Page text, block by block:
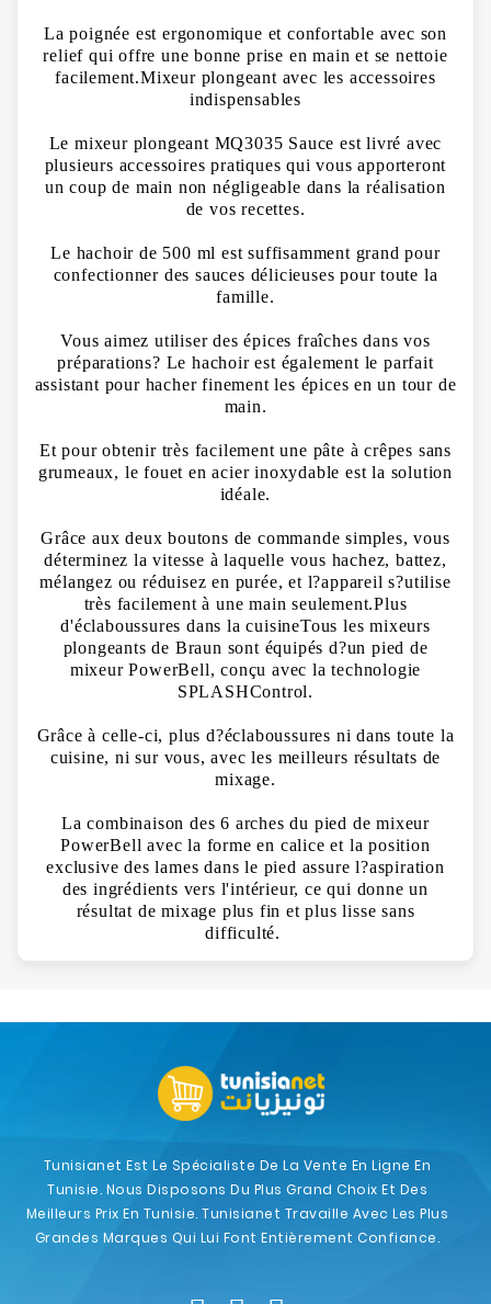
La poignée est ergonomique et confortable avec son
relief qui offre une bonne prise en main et se nettoie
facilement.Mixeur plongeant avec les accessoires
indispensables
Le mixeur plongeant MQ3035 Sauce est livré avec
plusieurs accessoires pratiques qui vous apporteront
un coup de main non négligeable dans la réalisation
de vos recettes.
Le hachoir de 500 ml est suffisamment grand pour
confectionner des sauces délicieuses pour toute la
famille.
Vous aimez utiliser des épices fraîches dans vos
préparations? Le hachoir est également le parfait
assistant pour hacher finement les épices en un tour de
main.
Et pour obtenir très facilement une pâte à crêpes sans
grumeaux, le fouet en acier inoxydable est la solution
idéale.
Grâce aux deux boutons de commande simples, vous
déterminez la vitesse à laquelle vous hachez, battez,
mélangez ou réduisez en purée, et l?appareil s?utilise
très facilement à une main seulement.Plus
d'éclaboussures dans la cuisineTous les mixeurs
plongeants de Braun sont équipés d?un pied de
mixeur PowerBell, conçu avec la technologie
SPLASHControl.
Grâce à celle-ci, plus d?éclaboussures ni dans toute la
cuisine, ni sur vous, avec les meilleurs résultats de
mixage.
La combinaison des 6 arches du pied de mixeur
PowerBell avec la forme en calice et la position
exclusive des lames dans le pied assure l?aspiration
des ingrédients vers l'intérieur, ce qui donne un
résultat de mixage plus fin et plus lisse sans
difficulté.
Tunisianet Est Le Spécialiste De La Vente En Ligne En
Tunisie. Nous Disposons Du Plus Grand Choix Et Des
Meilleurs Prix En Tunisie. Tunisianet Travaille Avec Les Plus
Grandes Marques Qui Lui Font Entièrement Confiance.